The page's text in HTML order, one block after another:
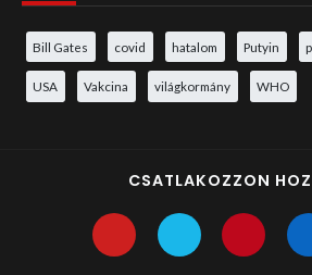
Bill Gates covid hatalom Putyin
USA Vakcina világkormány WHO
CSATLAKOZZON